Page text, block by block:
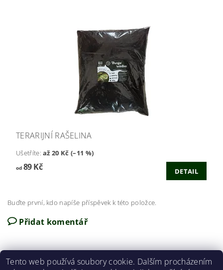
TERARIJNÍ RAŠELINA
Ušetříte:až 20 Kč (–11 %)
od89 Kč DETAIL
Buďte první, kdo napíše příspěvek k této položce.
Přidat komentář
Tento web používá soubory cookie. Dalším procházením